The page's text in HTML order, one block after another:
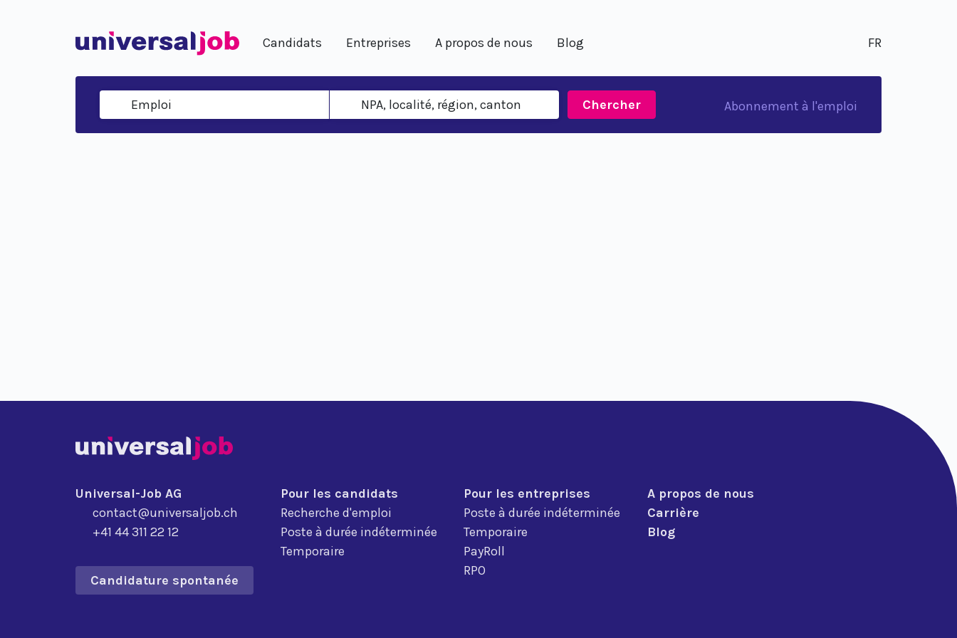
Candidats Entreprises A propos de nous Blog FR
Chercher Abonnement à l'emploi
Universal-Job AG
contact@universaljob.ch
+41 44 311 22 12
Candidature spontanée
Pour les candidats
Recherche d'emploi
Poste à durée indéterminée
Temporaire
Pour les entreprises
Poste à durée indéterminée
Temporaire
PayRoll
RPO
A propos de nous
Carrière
Blog